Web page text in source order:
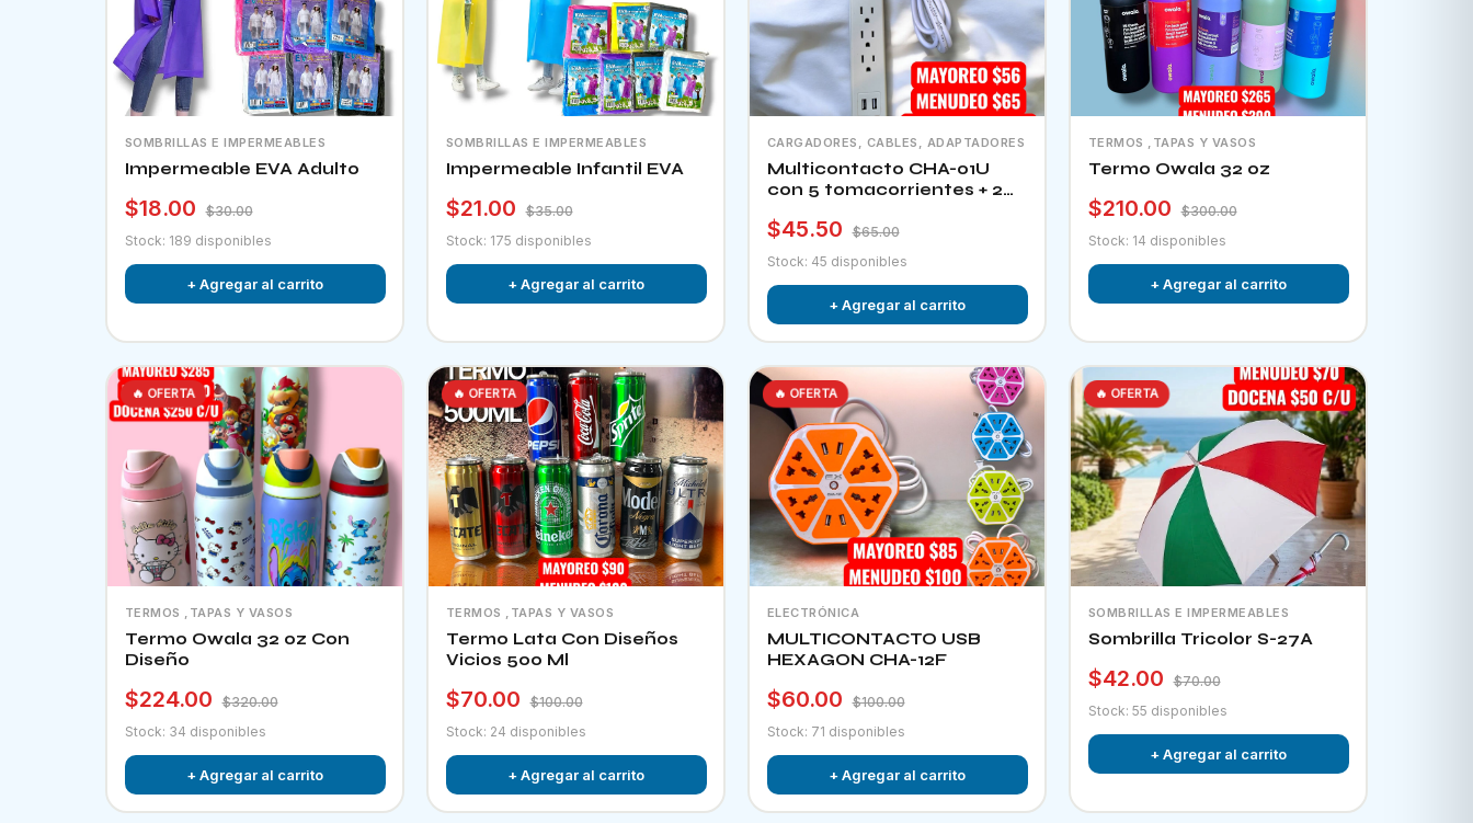
SOMBRILLAS E IMPERMEABLES
Impermeable EVA Adulto
$18.00
$30.00
Stock: 189 disponibles
+ Agregar al carrito
SOMBRILLAS E IMPERMEABLES
Impermeable Infantil EVA
$21.00
$35.00
Stock: 175 disponibles
+ Agregar al carrito
CARGADORES, CABLES, ADAPTADORES
Multicontacto CHA-01U
con 5 tomacorrientes + 2
$45.50
$65.00
Stock: 45 disponibles
+ Agregar al carrito
TERMOS ,TAPAS Y VASOS
Termo Owala 32 oz
$210.00
$300.00
Stock: 14 disponibles
+ Agregar al carrito
🔥 OFERTA
TERMOS ,TAPAS Y VASOS
Termo Owala 32 oz Con
Diseño
$224.00
$320.00
Stock: 34 disponibles
+ Agregar al carrito
🔥 OFERTA
TERMOS ,TAPAS Y VASOS
Termo Lata Con Diseños
Vicios 500 Ml
$70.00
$100.00
Stock: 24 disponibles
+ Agregar al carrito
🔥 OFERTA
ELECTRÓNICA
MULTICONTACTO USB
HEXAGON CHA-12F
$60.00
$100.00
Stock: 71 disponibles
+ Agregar al carrito
🔥 OFERTA
SOMBRILLAS E IMPERMEABLES
Sombrilla Tricolor S-27A
$42.00
$70.00
Stock: 55 disponibles
+ Agregar al carrito